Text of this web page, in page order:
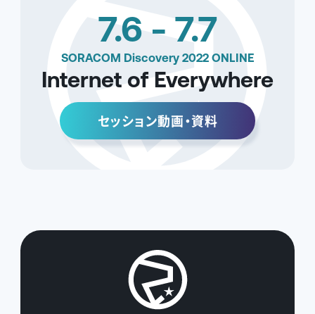
7.6 - 7.7
SORACOM Discovery 2022 ONLINE
Internet of Everywhere
セッション動画・資料